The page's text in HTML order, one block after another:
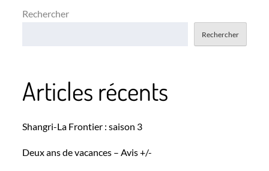
Rechercher
Rechercher
Articles récents
Shangri-La Frontier : saison 3
Deux ans de vacances – Avis +/-